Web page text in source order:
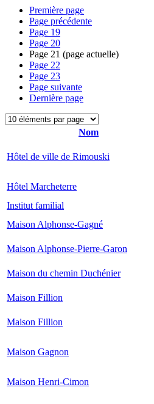
Première page
Page précédente
Page 19
Page 20
Page 21 (page actuelle)
Page 22
Page 23
Page suivante
Dernière page
Nom
Hôtel de ville de Rimouski
Hôtel Marcheterre
Institut familial
Maison Alphonse-Gagné
Maison Alphonse-Pierre-Garon
Maison du chemin Duchénier
Maison Fillion
Maison Fillion
Maison Gagnon
Maison Henri-Cimon